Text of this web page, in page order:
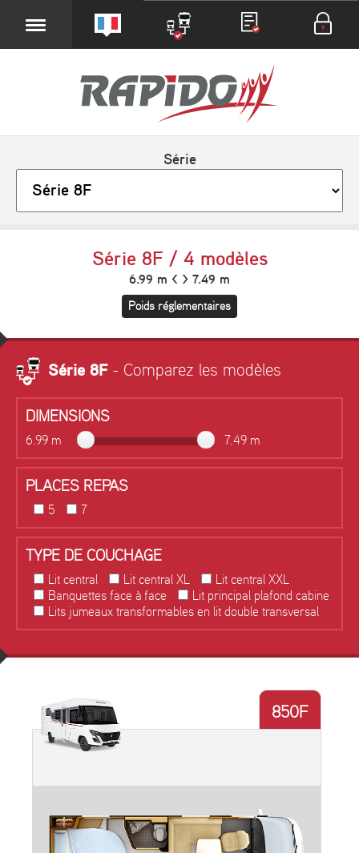
Série
Série 8F / 4 modèles
6.99 m < > 7.49 m
Poids réglementaires
Série 8F- Comparez les modèles
DIMENSIONS
6.99 m 7.49 m
PLACES REPAS
5 7
TYPE DE COUCHAGE
Lit central Lit central XL
Lit central XXL
Banquettes face à face
Lit principal plafond cabine
Lits jumeaux transformables en lit double transversal
850F